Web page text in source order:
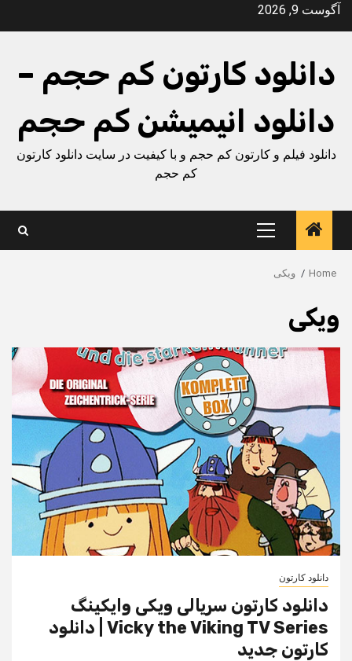
Skipآگوست 9, 2026
دانلود کارتون کم حجم –
دانلود انیمیشن کم حجم
دانلود فیلم و کارتون کم حجم و با کیفیت در سایت دانلود کارتون
کم حجم
Primary
Menu
Home ویکی
ویکی
دانلود کارتون
دانلود کارتون سریالی ویکی وایکینگ
Vicky the Viking TV Series | دانلود
کارتون جدید